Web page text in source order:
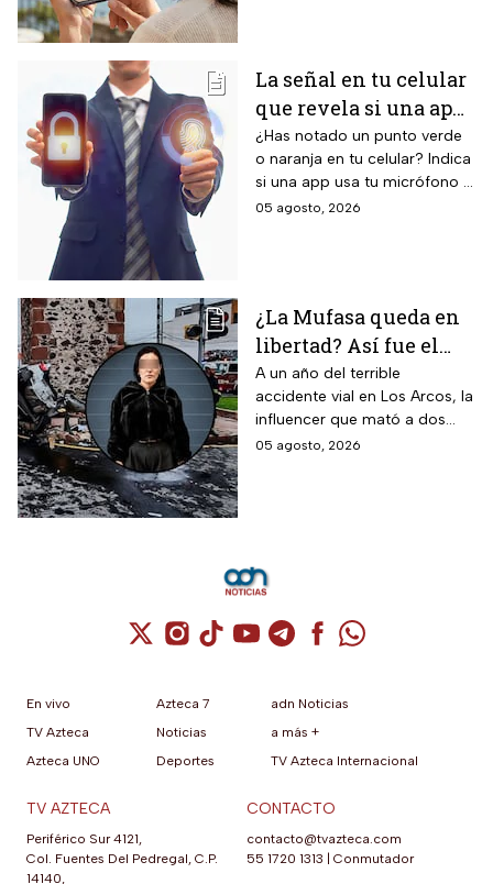
intereses
actualizaciones de sistema
operativo garantizadas y suite
completa de Galaxy AI con
inteligencia artificial integrada.
La señal en tu celular
que revela si una app
te está escuchando
¡No la ignores!
¿Has notado un punto verde
o naranja en tu celular? Indica
si una app usa tu micrófono o
cámara, clave para tu
05 agosto, 2026
¿La Mufasa queda en
libertad? Así fue el
aparatoso accidente
en Los Arcos de
Querétaro en el que
murieron 2 personas
A un año del terrible
accidente vial en Los Arcos, la
influencer que mató a dos
personas podría ser liberada
05 agosto, 2026
Cuenta de X / Twitter (se abre en una
Cuenta de Instagram (se abre en una
Cuenta de TikTok (se abre en
Cuenta de YouTube (se abre
Cuenta de Telegram (se
Cuenta de
Cuenta de
En vivo
TV Azteca
Azteca UNO
Azteca 7
Noticias
Deportes
adn Noticias
a más +
TV Azteca Internacional
TV AZTECA
Periférico Sur 4121,
Col. Fuentes Del Pedregal, C.P.
14140,
CONTACTO
contacto@tvazteca.com
55 1720 1313
Conmutador